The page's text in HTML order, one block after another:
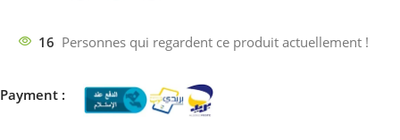
16 Personnes qui regardent ce produit actuellement !
Payment :